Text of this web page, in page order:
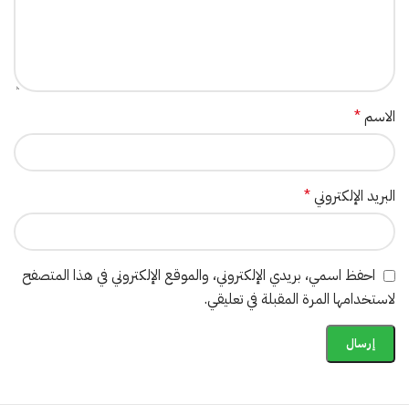
الاسم*
البريد الإلكتروني*
احفظ اسمي، بريدي الإلكتروني، والموقع الإلكتروني في هذا المتصفح
لاستخدامها المرة المقبلة في تعليقي.